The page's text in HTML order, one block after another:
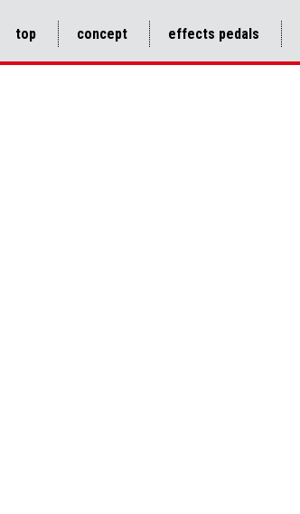
top concept effects pedals